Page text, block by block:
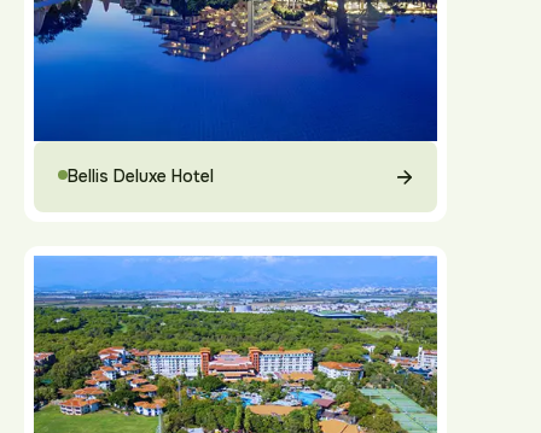
Bellis Deluxe Hotel